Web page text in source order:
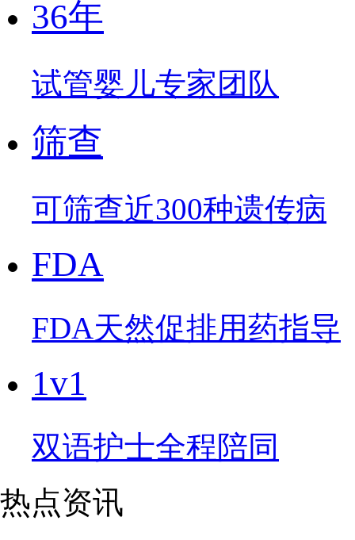
36年
试管婴儿专家团队
筛查
可筛查近300种遗传病
FDA
FDA天然促排用药指导
1v1
双语护士全程陪同
热点资讯